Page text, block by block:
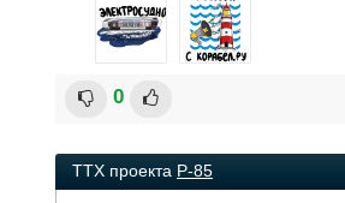
0
ТТХ проекта Р-85